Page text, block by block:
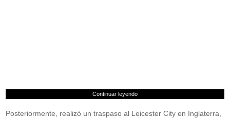
Continuar leyendo
Posteriormente, realizó un traspaso al Leicester City en Inglaterra,